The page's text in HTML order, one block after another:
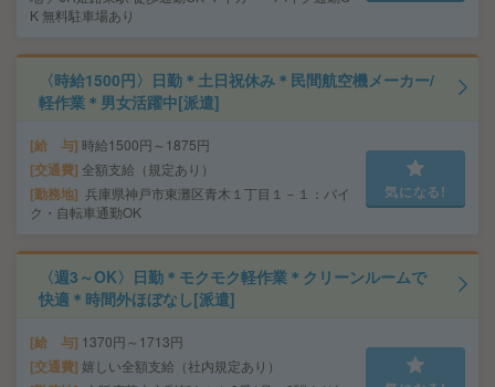
K 無料駐車場あり
〈時給1500円〉日勤＊土日祝休み＊民間航空機メーカー/
軽作業＊男女活躍中[派遣]
給 与 時給1500円～1875円
交通費 全額支給（規定あり）
勤務地 兵庫県神戸市東灘区青木１丁目１－１：バイ
ク・自転車通勤OK
気になる!
〈週3～OK〉日勤＊モクモク軽作業＊クリーンルームで
快適＊時間外ほぼなし[派遣]
給 与 1370円～1713円
交通費 嬉しい全額支給（社内規定あり）